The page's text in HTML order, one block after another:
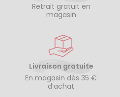
Retrait gratuit en
magasin
Livraison gratuite
En magasin dès 35 €
d’achat